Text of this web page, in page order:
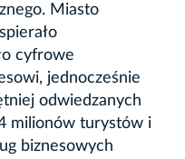
Miasto
cyfrowe
jednocześnie
odwiedzanych
milionów turystów i
biznesowych